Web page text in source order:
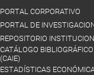
PORTAL CORPORATIVO
PORTAL DE
REPOSITORIO
CATÁLOGO
(CAIE)
ESTADÍSTICAS